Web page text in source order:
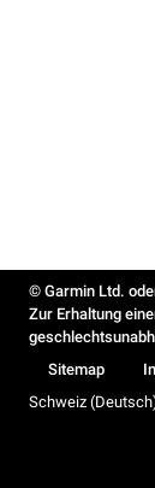
© Garmin Ltd.
Zur Erhaltung
Sitemap
Schweiz